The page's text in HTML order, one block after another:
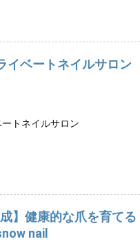
イベートネイルサロン
トネイルサロン
】健康的な爪を育てる
nail